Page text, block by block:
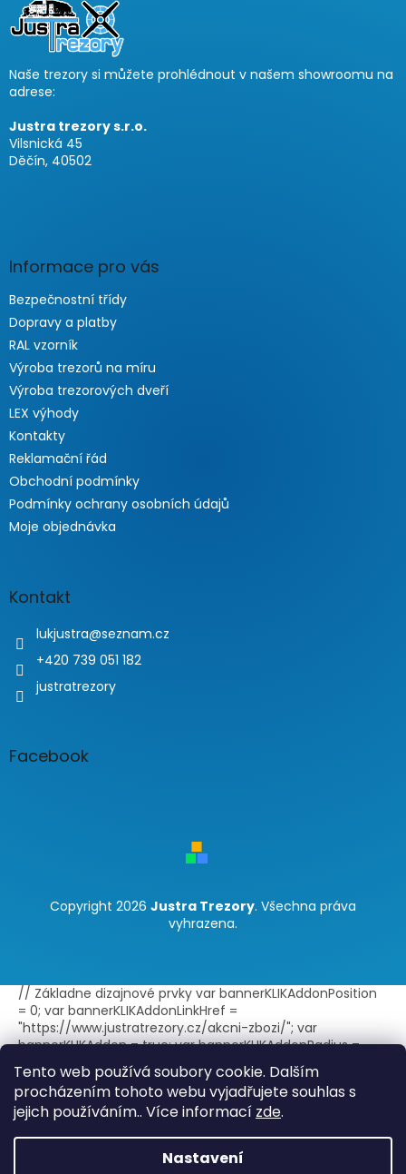
Tento web používá soubory cookie. Dalším
procházením tohoto webu vyjadřujete souhlas s
jejich používáním.. Více informací zde.
Nastavení
a
Naše trezory si můžete prohlédnout v našem showroomu na
adrese:
Justra trezory s.r.o.
Vilsnická 45
Děčín, 40502
Informace pro vás
Bezpečnostní třídy
Dopravy a platby
RAL vzorník
Výroba trezorů na míru
Výroba trezorových dveří
LEX výhody
Kontakty
Reklamační řád
Obchodní podmínky
Podmínky ochrany osobních údajů
Moje objednávka
Kontakt
lukjustra@seznam.cz
+420 739 051 182
justratrezory
Facebook
Copyright 2026 Justra Trezory. Všechna práva
vyhrazena.
// Základne dizajnové prvky var bannerKLIKAddonPosition
= 0; var bannerKLIKAddonLinkHref =
"https://www.justratrezory.cz/akcni-zbozi/"; var
bannerKLIKAddon = true; var bannerKLIKAddonRadius =
false; var bannerKLIKAddonBorder = true; var
bannerKLIKAddonLink = true; var
bannerKLIKAddonLinkExternal = true; // Text doplnku -
jeden jazyk var bannerKLIKAddonTitle = "Akce"; var
var bannerKLIKAddonTitleLang =
{sk:"Akcia",cs:"Akce",en:"Discount"}; // Štýl zobrazenia var